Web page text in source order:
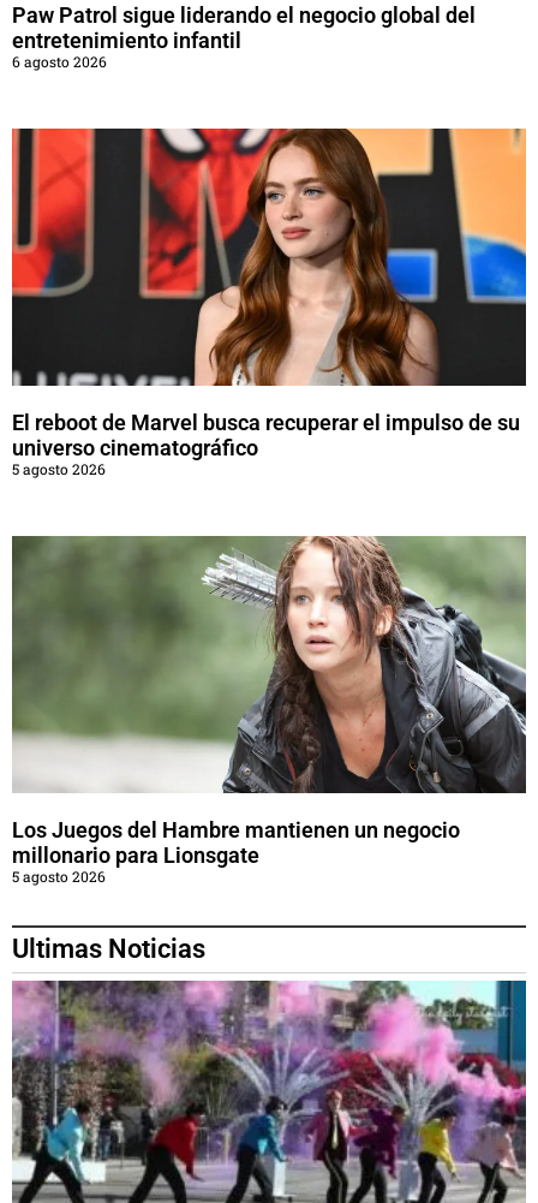
Paw Patrol sigue liderando el negocio global del
entretenimiento infantil
6 agosto 2026
El reboot de Marvel busca recuperar el impulso de su
universo cinematográfico
5 agosto 2026
Los Juegos del Hambre mantienen un negocio
millonario para Lionsgate
5 agosto 2026
Ultimas Noticias